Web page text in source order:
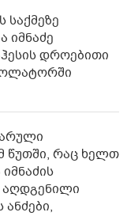
საქმეზე
იმნაძე
დროებითი
წუთში, რაც ხელთ